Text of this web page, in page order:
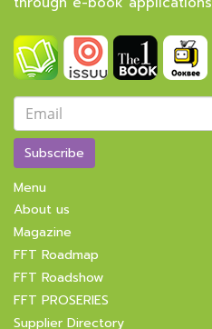
Subscribe
Menu
About us
Magazine
FFT Roadmap
FFT Roadshow
FFT PROSERIES
Supplier Directory